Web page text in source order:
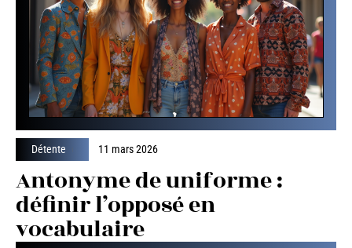
Détente 11 mars 2026
Antonyme de uniforme :
définir l’opposé en
vocabulaire